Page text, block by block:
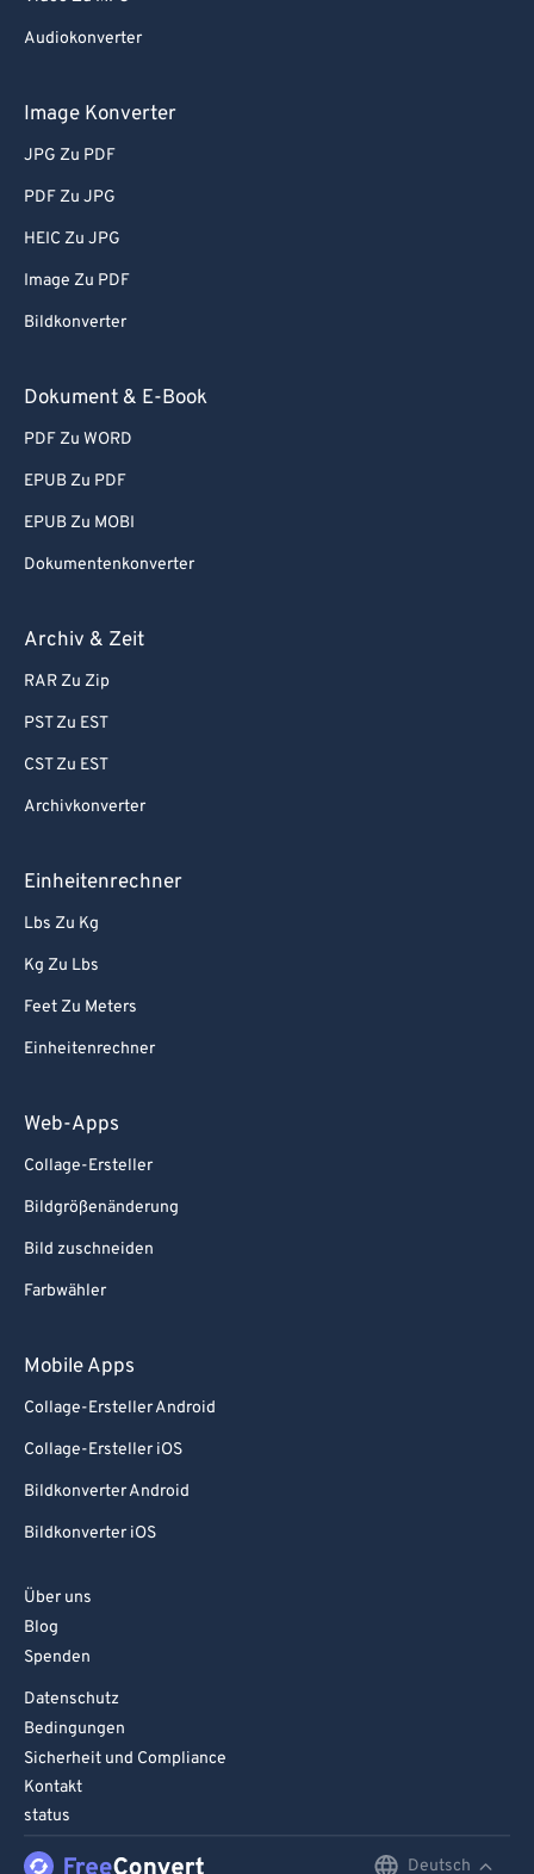
Audiokonverter
Image Konverter
JPG Zu PDF
PDF Zu JPG
HEIC Zu JPG
Image Zu PDF
Bildkonverter
Dokument & E-Book
PDF Zu WORD
EPUB Zu PDF
EPUB Zu MOBI
Dokumentenkonverter
Archiv & Zeit
RAR Zu Zip
PST Zu EST
CST Zu EST
Archivkonverter
Einheitenrechner
Lbs Zu Kg
Kg Zu Lbs
Feet Zu Meters
Einheitenrechner
Web-Apps
Collage-Ersteller
Bildgrößenänderung
Bild zuschneiden
Farbwähler
Mobile Apps
Collage-Ersteller Android
Collage-Ersteller iOS
Bildkonverter Android
Bildkonverter iOS
Über uns
Blog
Spenden
Datenschutz
Bedingungen
Sicherheit und Compliance
Kontakt
status
Deutsch